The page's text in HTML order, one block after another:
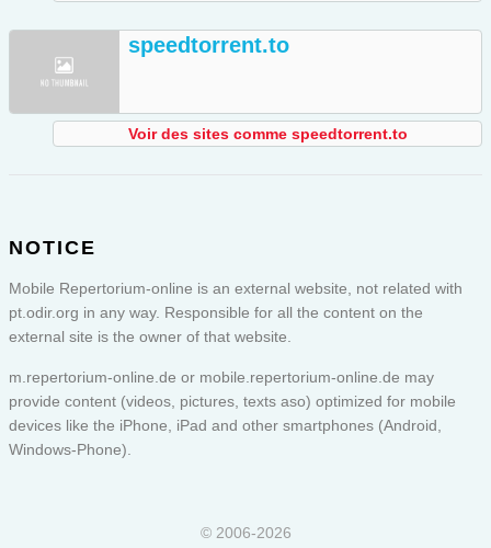
speedtorrent.to
Voir des sites comme speedtorrent.to
NOTICE
Mobile Repertorium-online is an external website, not related with
pt.odir.org in any way. Responsible for all the content on the
external site is the owner of that website.
m.repertorium-online.de or mobile.repertorium-online.de may
provide content (videos, pictures, texts aso) optimized for mobile
devices like the iPhone, iPad and other smartphones (Android,
Windows-Phone).
© 2006-2026